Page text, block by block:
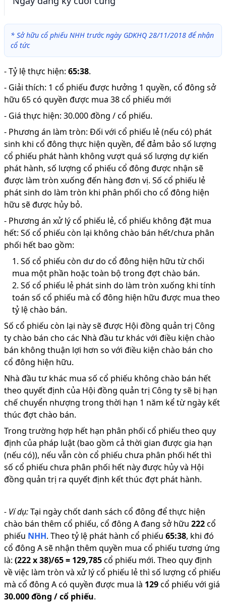
* Sở hữu cổ phiếu NHH trước ngày GDKHQ 28/11/2018 để nhận
cổ tức
-Tỷ lệ thực hiện: 65:38.
- Giải thích: 1 cổ phiếu được hưởng 1 quyền, cổ đông sở
hữu 65 có quyền được mua 38 cổ phiếu mới
- Giá thực hiện: 30.000 đồng / cổ phiếu.
- Phương án làm tròn: Đối với cổ phiếu lẻ (nếu có) phát
sinh khi cổ đông thực hiện quyền, để đảm bảo số lượng
cổ phiếu phát hành không vượt quá số lượng dự kiến
phát hành, số lượng cổ phiếu cổ đông được nhận sẽ
được làm tròn xuống đến hàng đơn vị. Số cổ phiếu lẻ
phát sinh do làm tròn khi phân phối cho cổ đông hiện
hữu sẽ được hủy bỏ.
- Phương án xử lý cổ phiếu lẻ, cổ phiếu không đặt mua
hết: Số cổ phiếu còn lại không chào bán hết/chưa phân
phối hết bao gồm:
1. Số cổ phiếu còn dư do cổ đông hiện hữu từ chối
mua một phần hoặc toàn bộ trong đợt chào bán.
2. Số cổ phiếu lẻ phát sinh do làm tròn xuống khi tính
toán số cổ phiếu mà cổ đông hiện hữu được mua theo
tỷ lệ chào bán.
Số cổ phiếu còn lại này sẽ được Hội đồng quản trị Công
ty chào bán cho các Nhà đầu tư khác với điều kiện chào
bán không thuận lợi hơn so với điều kiện chào bán cho
cổ đông hiện hữu.
Nhà đầu tư khác mua số cổ phiếu không chào bán hết
theo quyết định của Hội đồng quản trị Công ty sẽ bị hạn
chế chuyển nhượng trong thời hạn 1 năm kể từ ngày kết
thúc đợt chào bán.
Trong trường hợp hết hạn phân phối cổ phiếu theo quy
định của pháp luật (bao gồm cả thời gian được gia hạn
(nếu có)), nếu vẫn còn cổ phiếu chưa phân phối hết thì
số cổ phiếu chưa phân phối hết này được hủy và Hội
đồng quản trị ra quyết định kết thúc đợt phát hành.
- Ví dụ:Tại ngày chốt danh sách cổ đông để thực hiện
chào bán thêm cổ phiếu, cổ đông A đang sở hữu 222cổ
phiếu NHH. Theo tỷ lệ phát hành cổ phiếu 65:38, khi đó
cổ đông A sẽ nhận thêm quyền mua cổ phiếu tương ứng
là: (222x38)/65= 129,785cổ phiếu mới. Theo quy định
về việc làm tròn và xử lý cổ phiếu lẻ thì số lượng cổ phiếu
mà cổ đông A có quyền được mua là 129cổ phiếu với giá
30.000 đồng / cổ phiếu.